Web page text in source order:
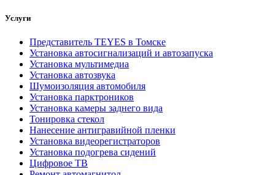
Услуги
Представитель TEYES в Томске
Установка автосигнализаций и автозапуска
Установка мультимедиа
Установка автозвука
Шумоизоляция автомобиля
Установка парктроников
Установка камеры заднего вида
Тонировка стекол
Нанесение антигравийной пленки
Установка видеорегистраторов
Установка подогрева сидений
Цифровое ТВ